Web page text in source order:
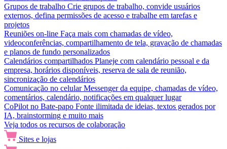
Grupos de trabalho Crie grupos de trabalho, convide usuários
externos, defina permissões de acesso e trabalhe em tarefas e
projetos
Reuniões on-line Faça mais com chamadas de vídeo,
videoconferências, compartilhamento de tela, gravação de chamadas
e planos de fundo personalizados
Calendários compartilhados Planeje com calendário pessoal e da
empresa, horários disponíveis, reserva de sala de reunião,
sincronização de calendários
Comunicação no celular Messenger da equipe, chamadas de vídeo,
comentários, calendário, notificações em qualquer lugar
CoPilot no Bate-papo Fonte ilimitada de ideias, textos gerados por
IA, brainstorming e muito mais
Veja todos os recursos de colaboração
Sites e lojas